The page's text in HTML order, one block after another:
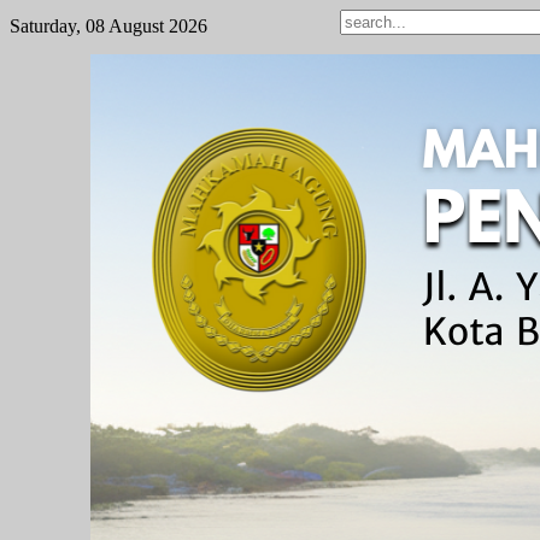
Saturday, 08 August 2026